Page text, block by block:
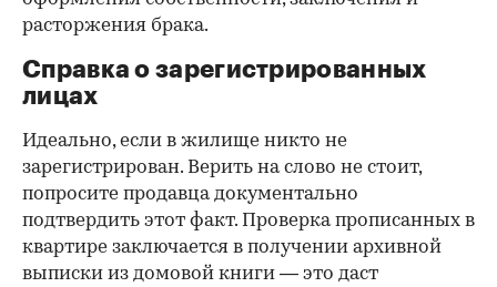
расторжения брака.
Справка о зарегистрированных
лицах
Идеально, если в жилище никто не
зарегистрирован. Верить на слово не стоит,
попросите продавца документально
подтвердить этот факт. Проверка прописанных в
квартире заключается в получении архивной
выписки из домовой книги — это даст